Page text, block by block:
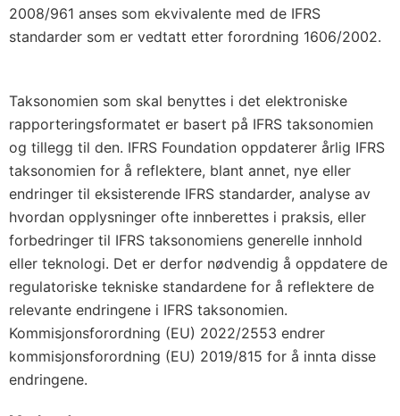
2008/961 anses som ekvivalente med de IFRS
standarder som er vedtatt etter forordning 1606/2002.
Taksonomien som skal benyttes i det elektroniske
rapporteringsformatet er basert på IFRS taksonomien
og tillegg til den. IFRS Foundation oppdaterer årlig IFRS
taksonomien for å reflektere, blant annet, nye eller
endringer til eksisterende IFRS standarder, analyse av
hvordan opplysninger ofte innberettes i praksis, eller
forbedringer til IFRS taksonomiens generelle innhold
eller teknologi. Det er derfor nødvendig å oppdatere de
regulatoriske tekniske standardene for å reflektere de
relevante endringene i IFRS taksonomien.
Kommisjonsforordning (EU) 2022/2553 endrer
kommisjonsforordning (EU) 2019/815 for å innta disse
endringene.